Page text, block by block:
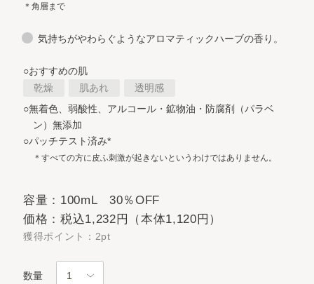
＊角層まで
気持ちがやわらぐようなアロマティックハーブの香り。
○おすすめの肌
乾燥
肌あれ
透明感
○無着色、弱酸性、アルコール・鉱物油・防腐剤（パラベ
ン）無添加
○パッチテスト済み*
＊すべての方に皮ふ刺激が起きないというわけではありません。
容量：100mL 30％OFF
価格：税込1,232円（本体1,120円）
獲得ポイント：2pt
数量